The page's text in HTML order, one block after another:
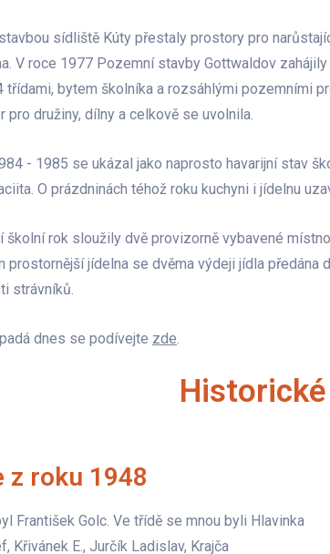
sídliště Kúty přestaly prostory pro
V roce 1977 Pozemní stavby Gottwaldov
bytem školníka a rozsáhlými pozemními
družiny, dílny a celkově se uvolnila.
- 1985 se ukázal jako naprosto havarijní stav
O prázdninách téhož roku kuchyni i jídelnu
školní rok sloužily dvě provizorně vybavené
prostornější jídelna se dvěma výdeji jídla
strávníků.
dnes se podívejte zde.
z roku 1948
František Golc. Ve třídě se mnou byli Hlavinka
Křivánek E., Jurčík Ladislav, Krajča